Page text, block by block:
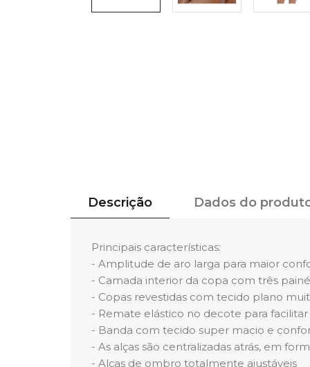
Descrição Dados do
Principais características:
- Amplitude de aro larga para maior
- Camada interior da copa com três
- Copas revestidas com tecido plano
- Remate elástico no decote para
- Banda com tecido super macio e
- As alças são centralizadas atrás, em
- Alças de ombro totalmente ajustáveis